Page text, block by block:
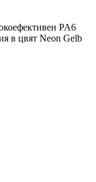
PA6
в цвят Neon Gelb